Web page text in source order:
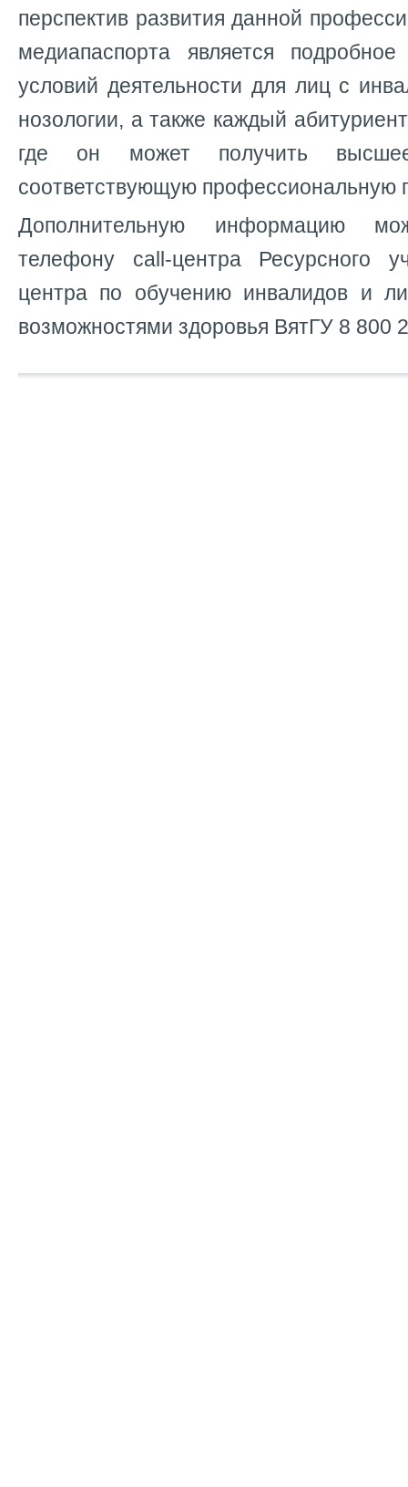
перспектив развития данной
медиапаспорта является
условий деятельности для лиц с
нозологии, а также каждый
где он может получить
соответствующую профессиональную
Дополнительную информацию
телефону call-центра Ресурсного
центра по обучению инвалидов и
возможностями здоровья ВятГУ 8 800